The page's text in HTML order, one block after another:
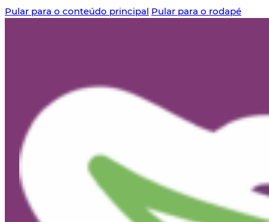
Pular para o conteúdo principal Pular para o rodapé